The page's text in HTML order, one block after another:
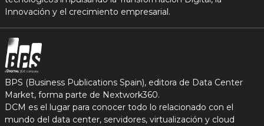
Innovación y el crecimiento empresarial.
BPS (Business Publications Spain), editora de Data Center
Market, forma parte de Nextwork360.
DCM es el lugar para conocer todo lo relacionado con el
mundo del data center, servidores, virtualización y cloud